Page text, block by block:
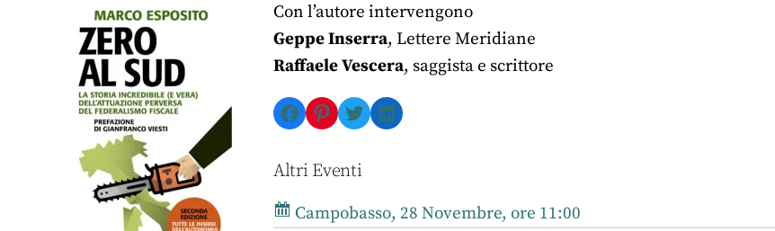
Con l’autore intervengono
Geppe Inserra, Lettere Meridiane
Raffaele Vescera, saggista e scrittore
Facebook
Pinterest
TwitterLinkedIn
Altri Eventi
Campobasso, 28 Novembre, ore 11:00